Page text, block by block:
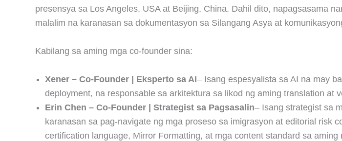
presensya sa Los Angeles, USA at Beijing, China. Dahil dito, napagsasama
malalim na karanasan sa dokumentasyon sa Silangang Asya at
Kabilang sa aming mga co-founder sina:
Xener – Co-Founder | Eksperto sa AI– Isang espesyalista sa AI na may
deployment, na responsable sa arkitektura sa likod ng aming translation at
Erin Chen – Co-Founder | Strategist sa Pagsasalin– Isang strategist sa
karanasan sa pag-navigate ng mga proseso sa imigrasyon at editorial risk
certification language, Mirror Formatting, at mga content standard sa